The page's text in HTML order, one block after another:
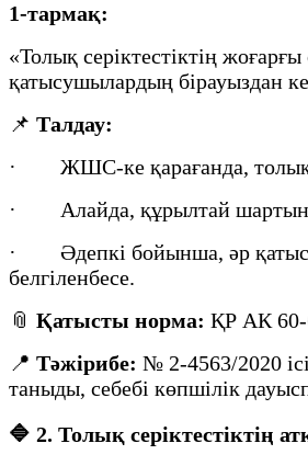
1-тармақ:
«Толық серіктестіктің
қатысушылардың бірауыздан
📌 Талдау:
· ЖШС-ке қарағанда, толық
· Алайда, құрылтай
· Әдепкі бойынша, әр
белгіленбесе.
📎 Қатысты норма: ҚР АК 60-
📍 Тәжірибе: № 2-4563/2020
таныды, себебі көпшілік
🔷 2. Толық серіктестіктің